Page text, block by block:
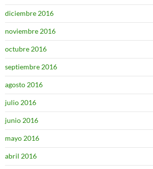
diciembre 2016
noviembre 2016
octubre 2016
septiembre 2016
agosto 2016
julio 2016
junio 2016
mayo 2016
abril 2016